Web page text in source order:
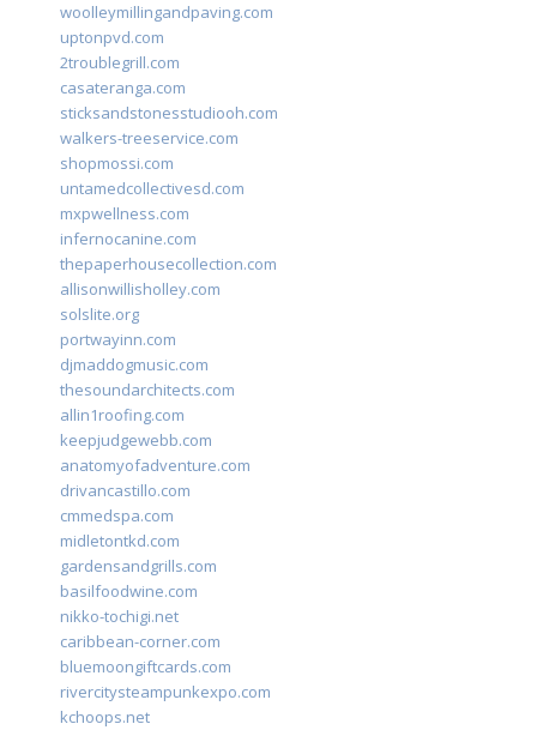
woolleymillingandpaving.com
uptonpvd.com
2troublegrill.com
casateranga.com
sticksandstonesstudiooh.com
walkers-treeservice.com
shopmossi.com
untamedcollectivesd.com
mxpwellness.com
infernocanine.com
thepaperhousecollection.com
allisonwillisholley.com
solslite.org
portwayinn.com
djmaddogmusic.com
thesoundarchitects.com
allin1roofing.com
keepjudgewebb.com
anatomyofadventure.com
drivancastillo.com
cmmedspa.com
midletontkd.com
gardensandgrills.com
basilfoodwine.com
nikko-tochigi.net
caribbean-corner.com
bluemoongiftcards.com
rivercitysteampunkexpo.com
kchoops.net